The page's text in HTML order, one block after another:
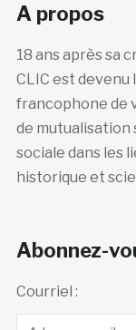
A propos
18 ans après sa
CLIC est
francophone de
de mutualisation
sociale dans les
historique et
Abonnez-
Courriel :